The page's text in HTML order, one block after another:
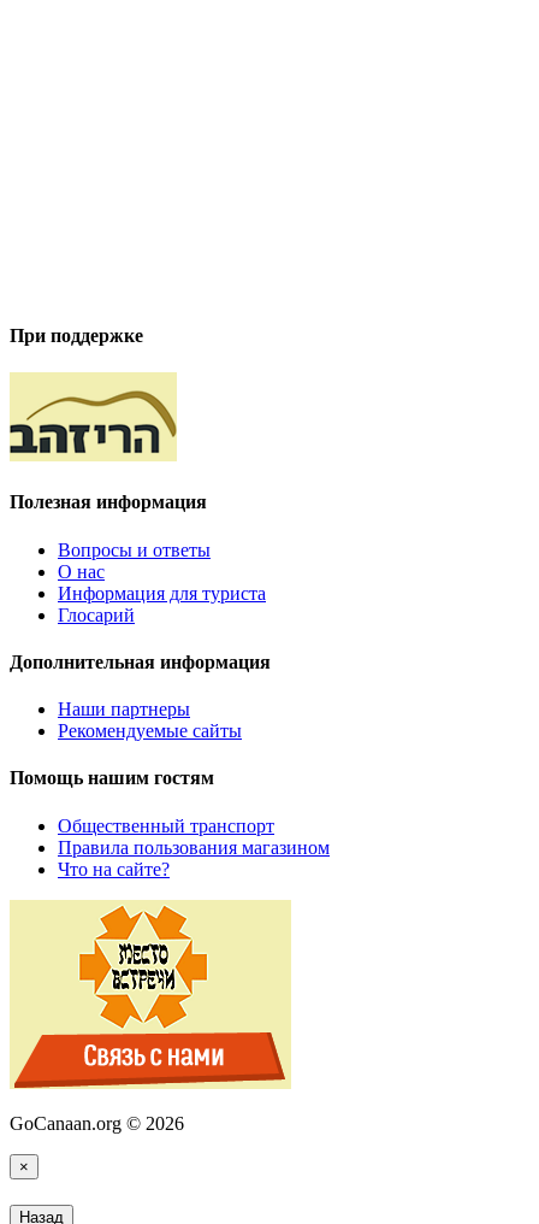
При поддержке
Полезная информация
Вопросы и ответы
О нас
Информация для туриста
Глосарий
Дополнительная информация
Наши партнеры
Рекомендуемые сайты
Помощь нашим гостям
Общественный транспорт
Правила пользования магазином
Что на сайте?
GoCanaan.org © 2026
×
Назад